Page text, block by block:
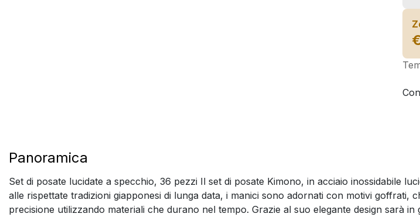
Panoramica
Set di posate lucidate a specchio, 36 pezzi Il set di posate Kimono, in acciaio inossidabile
alle rispettate tradizioni giapponesi di lunga data, i manici sono adornati con motivi
precisione utilizzando materiali che durano nel tempo. Grazie al suo elegante design sarà in